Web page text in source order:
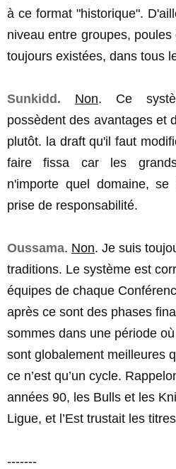
à ce format "historique".
niveau entre groupes,
toujours existées, dans tous
Sunkidd. Non. Ce
possèdent des avantages et
plutôt. la draft qu'il faut
faire fissa car les
n'importe quel domaine,
prise de responsabilité.
Oussama. Non. Je suis
traditions. Le système est
équipes de chaque
après ce sont des phases
sommes dans une période
sont globalement meilleures
ce n’est qu’un cycle.
années 90, les Bulls et les
Ligue, et l’Est trustait les
-------